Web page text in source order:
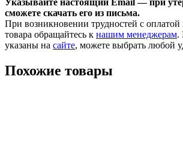
сможете скачать его из письма.
При возникновении трудностей с
товара обращайтесь к нашим менеджерам.
указаны на сайте, можете выбрать любой
Похожие товары